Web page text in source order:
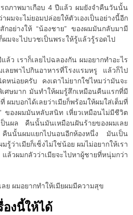
รถภาพมาเกือบ 4 ปีแล้ว ผมยังจำคืนวันนั้น
มจะไม่ยอมปล่อยให้ตัวเองเป็นอย่างนี้อีก
กอย่างให้ “น้องชาย” ของผมมันกลับมามี
มจะไปบวชเป็นพระให้รู้แล้วรู้รอดไป
ล้ว เราก็เลยไปฉลองกัน ผมอยากทำอะไร
ยพาไปกินอาหารที่โรงแรมหรู แล้วก็ไป
หน่อยครับ คงเดาไม่ยากใช่ไหมว่ามันจะ
ศษมาก มันทำให้ผมรู้สึกเหมือนคืนแรกที่มี
ผมบอกได้เลยว่าเมียก็พร้อมให้ผมใส่เต็มที่
ของผมมันหลับสนิท เหี่ยวเหมือนไม่มีชีวิต
นผล คืนนั้นมันเหมือนฝันร้ายของผมเลย
คืนนั้นผมแยกไปนอนอีกห้องหนึ่ง มันเป็น
ว่าเมียก็เซ็งไม่ใช่น้อย ผมไม่อยากให้เรา
ล้วผมกลัวว่าเมียจะไปหาผู้ชายที่หนุ่มกว่า
ย ผมอยากทำให้เมียผมมีความสุข
องนี้ให้ได้